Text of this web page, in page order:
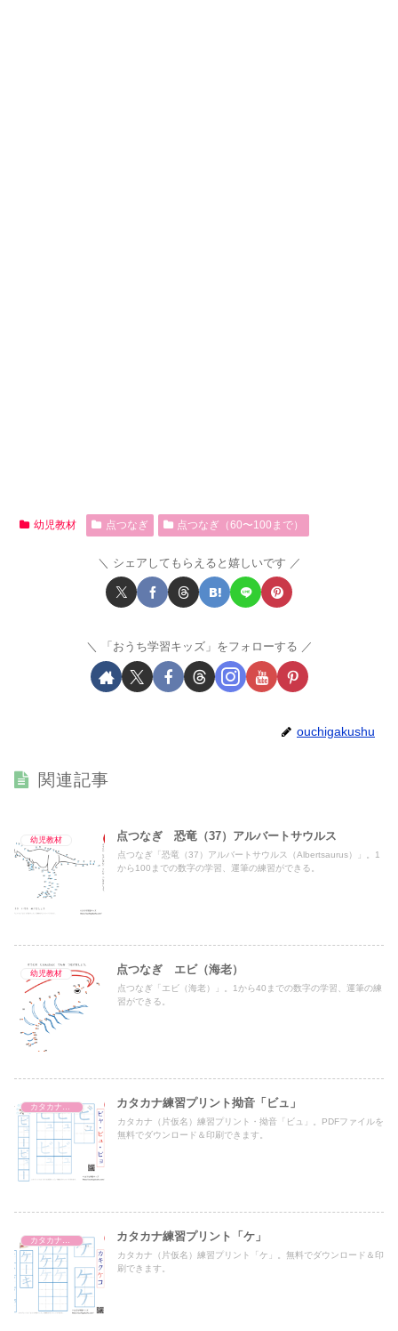
幼児教材 点つなぎ 点つなぎ（60〜100まで）
シェアしてもらえると嬉しいです
「おうち学習キッズ」をフォローする
ouchigakushu
関連記事
幼児教材 点つなぎ 恐竜（37）アルバートサウルス
点つなぎ「恐竜（37）アルバートサウルス（Albertsaurus）」。1
から100までの数字の学習、運筆の練習ができる。
幼児教材 点つなぎ エビ（海老）
点つなぎ「エビ（海老）」。1から40までの数字の学習、運筆の練
習ができる。
カタカナ濁音・半濁音・拗音・促音（一文字ずつ） カタカナ練習プリント拗音「ビュ」
カタカナ（片仮名）練習プリント・拗音「ビュ」。PDFファイルを
無料でダウンロード＆印刷できます。
カタカナ練習プリント カタカナ練習プリント「ケ」
カタカナ（片仮名）練習プリント「ケ」。無料でダウンロード＆印
刷できます。